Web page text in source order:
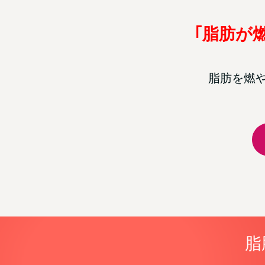
｢脂肪が
脂肪を燃